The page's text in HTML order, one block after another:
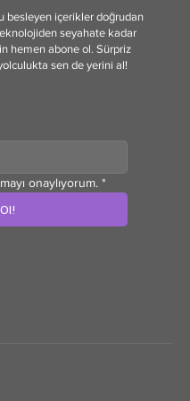
onaylıyorum. *
besleyen içerikler doğrudan
seyahate kadar
hemen abone ol. Sürpriz
sen de yerini al!